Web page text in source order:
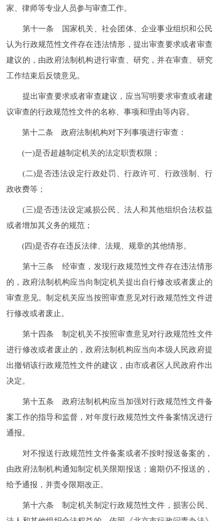
家、律师等专业人员参与审查工作。
第十一条 国家机关、社会团体、企业事业组织和公民
认为行政规范性文件存在违法情形，提出审查要求或者审查
建议的，由政府法制机构进行审查、研究，并在审查、研究
工作结束后反馈意见。
提出审查要求或者审查建议，应当写明要求审查或者建
议审查的行政规范性文件的名称、事项和理由等内容。
第十二条 政府法制机构对下列事项进行审查：
(一)是否超越制定机关的法定职责权限；
(二)是否违法设定行政处罚、行政许可、行政强制、行
政收费等；
(三)是否违法设定减损公民、法人和其他组织合法权益
或者增加其义务的规范；
(四)是否存在违反法律、法规、规章的其他情形。
第十三条 经审查，发现行政规范性文件存在违法情形
的，政府法制机构应当向制定机关提出自行修改或者废止的
审查意见。制定机关应当按照审查意见对行政规范性文件进
行修改或者废止。
第十四条 制定机关不按照审查意见对行政规范性文件
进行修改或者废止的，政府法制机构应当向本级人民政府提
出撤销该行政规范性文件的建议，由市或者区人民政府作出
决定。
第十五条 政府法制机构应当加强对行政规范性文件备
案工作的指导和监督，对年度行政规范性文件备案情况进行
通报。
对不报送行政规范性文件备案或者不按时报送备案的，
由政府法制机构通知制定机关限期报送；逾期仍不报送的，
给予通报，并责令限期改正。
第十六条 制定机关制定行政规范性文件，损害公民、